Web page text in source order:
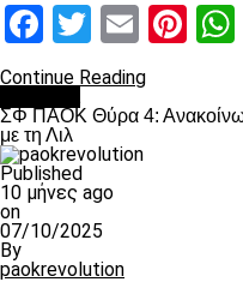
Facebook
Twitter
Email
Continue Reading
ΣΦ ΠΑΟΚ Θύρα 4:
με τη Λιλ
Published
10 μήνες ago
on
07/10/2025
By
paokrevolution